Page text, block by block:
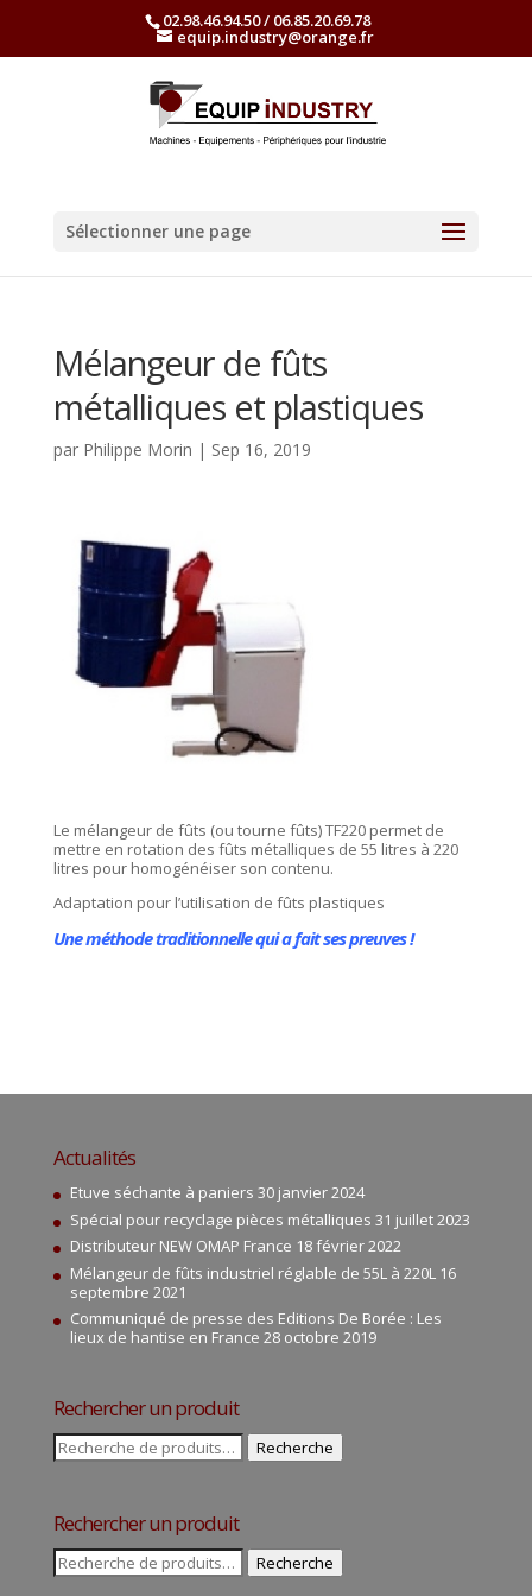
02.98.46.94.50 / 06.85.20.69.78
equip.industry@orange.fr
Sélectionner une page
Mélangeur de fûts
métalliques et plastiques
par Philippe Morin | Sep 16, 2019
Le mélangeur de fûts (ou tourne fûts) TF220 permet de
mettre en rotation des fûts métalliques de 55 litres à 220
litres pour homogénéiser son contenu.
Adaptation pour l’utilisation de fûts plastiques
Une méthode traditionnelle qui a fait ses preuves !
Actualités
Etuve séchante à paniers 30 janvier 2024
Spécial pour recyclage pièces métalliques 31 juillet 2023
Distributeur NEW OMAP France 18 février 2022
Mélangeur de fûts industriel réglable de 55L à 220L 16
septembre 2021
Communiqué de presse des Editions De Borée : Les
lieux de hantise en France 28 octobre 2019
Rechercher un produit
Recherche
pour :
Recherche
Rechercher un produit
Recherche
pour :
Recherche